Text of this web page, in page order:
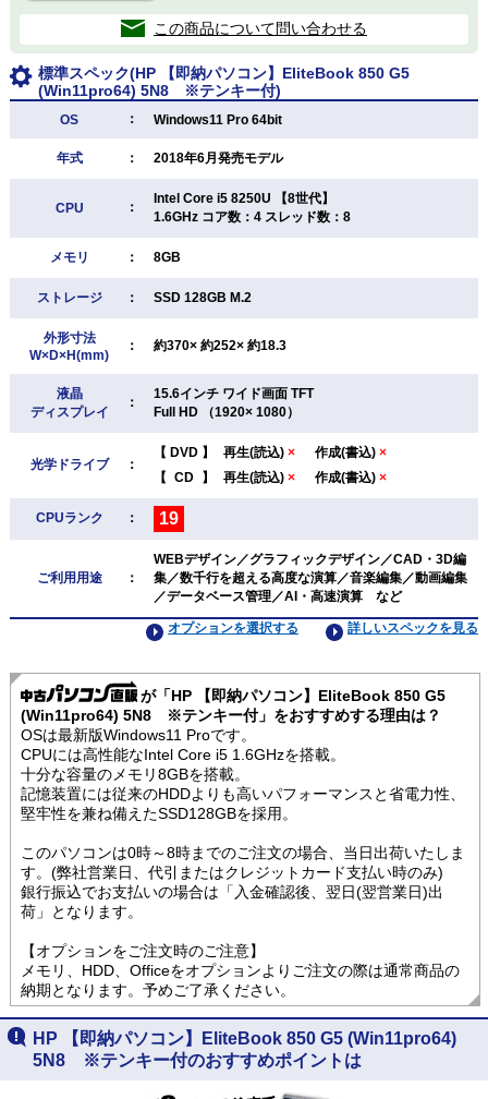
この商品について問い合わせる
標準スペック(HP 【即納パソコン】EliteBook 850 G5
(Win11pro64) 5N8 ※テンキー付)
OS ： Windows11 Pro 64bit
年式 ： 2018年6月発売モデル
CPU ：
Intel Core i5 8250U 【8世代】
1.6GHz コア数：4 スレッド数：8
メモリ ： 8GB
ストレージ ： SSD 128GB M.2
外形寸法
W×D×H(mm)
： 約370× 約252× 約18.3
液晶
ディスプレイ
：
15.6インチ ワイド画面 TFT
Full HD （1920× 1080）
光学ドライブ ：
【 DVD 】 再生(読込) × 作成(書込) ×
【 CD 】 再生(読込) × 作成(書込) ×
CPUランク ： 19
ご利用用途 ：
WEBデザイン／グラフィックデザイン／CAD・3D編
集／数千行を超える高度な演算／音楽編集／動画編集
／データベース管理／AI・高速演算 など
詳しいスペックを見る
オプションを選択する
が「HP 【即納パソコン】EliteBook 850 G5
(Win11pro64) 5N8 ※テンキー付」をおすすめする理由は？
OSは最新版Windows11 Proです。
CPUには高性能なIntel Core i5 1.6GHzを搭載。
十分な容量のメモリ8GBを搭載。
記憶装置には従来のHDDよりも高いパフォーマンスと省電力性、
堅牢性を兼ね備えたSSD128GBを採用。
このパソコンは0時～8時までのご注文の場合、当日出荷いたしま
す。(弊社営業日、代引またはクレジットカード支払い時のみ)
銀行振込でお支払いの場合は「入金確認後、翌日(翌営業日)出
荷」となります。
【オプションをご注文時のご注意】
メモリ、HDD、Officeをオプションよりご注文の際は通常商品の
納期となります。予めご了承ください。
HP 【即納パソコン】EliteBook 850 G5 (Win11pro64)
5N8 ※テンキー付のおすすめポイントは